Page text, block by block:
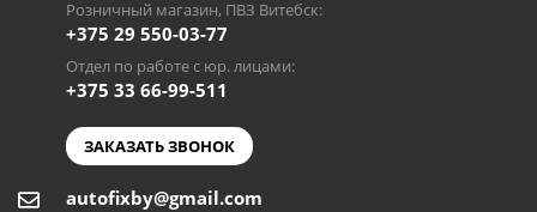
Розничный магазин, ПВЗ Витебск:
+375 29 550-03-77
Отдел по работе с юр. лицами:
+375 33 66-99-511
ЗАКАЗАТЬ ЗВОНОК
autofixby@gmail.com